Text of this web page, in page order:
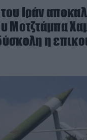
Ιράν
Μοτζτάμπα
η